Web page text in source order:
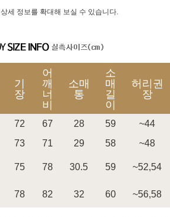
상세 정보를 확대해 보실 수 있습니다.
기
장
어
깨
너
비
소매
통
소
매
길
이
허리권
장
72 67 28 59
~44
73 71 29 58
~48
75 78 30.5 59 ~52,54
78 82 32 60 ~56,58